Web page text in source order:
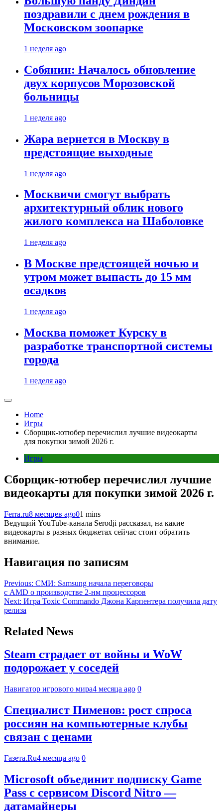
поздравили с днем рождения в
Московском зоопарке
1 неделя ago
Собянин: Началось обновление
двух корпусов Морозовской
больницы
1 неделя ago
Жара вернется в Москву в
предстоящие выходные
1 неделя ago
Москвичи смогут выбрать
архитектурный облик нового
жилого комплекса на Шаболовке
1 неделя ago
В Москве предстоящей ночью и
утром может выпасть до 15 мм
осадков
1 неделя ago
Москва поможет Курску в
разработке транспортной системы
города
1 неделя ago
Home
Игры
Сборщик-ютюбер перечислил лучшие видеокарты
для покупки зимой 2026 г.
Игры
Сборщик-ютюбер перечислил лучшие
видеокарты для покупки зимой 2026 г.
Ferra.ru8 месяцев ago01 mins
Ведущий YouTube-канала Serodji рассказал, на какие
видеокарты в разных бюджетах сейчас стоит обратить
внимание.
Навигация по записям
Previous: СМИ: Samsung начала переговоры
с AMD о производстве 2-нм процессоров
Next: Игра Toxic Commando Джона Карпентера получила дату
релиза
Related News
Steam страдает от войны и WoW
подорожает у соседей
Навигатор игрового мира4 месяца ago 0
Специалист Пименов: рост спроса
россиян на компьютерные клубы
связан с ценами
Газета.Ru4 месяца ago 0
Microsoft объединит подписку Game
Pass с сервисом Discord Nitro —
датамайнеры